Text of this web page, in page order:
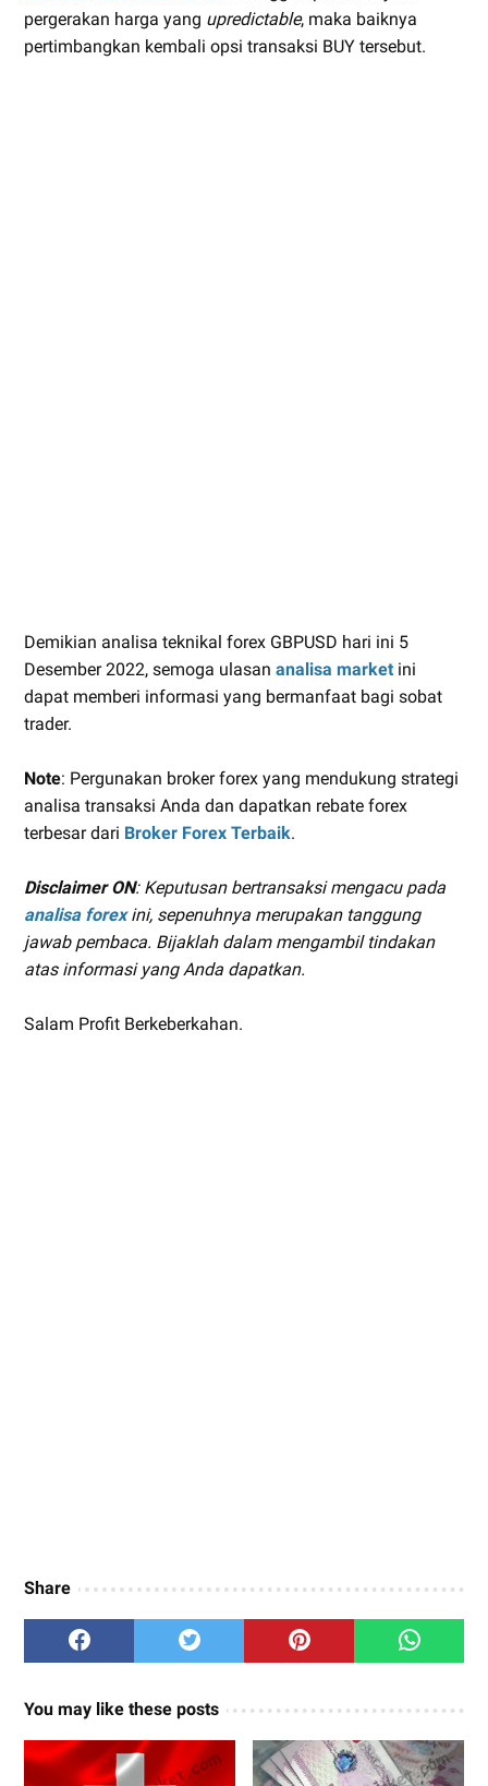
pergerakan harga yang upredictable, maka baiknya
pertimbangkan kembali opsi transaksi BUY tersebut.
Demikian analisa teknikal forex GBPUSD hari ini 5
Desember 2022, semoga ulasan analisa market ini
dapat memberi informasi yang bermanfaat bagi sobat
trader.
Note: Pergunakan broker forex yang mendukung strategi
analisa transaksi Anda dan dapatkan rebate forex
terbesar dari Broker Forex Terbaik.
Disclaimer ON: Keputusan bertransaksi mengacu pada
analisa forexini, sepenuhnya merupakan tanggung
jawab pembaca. Bijaklah dalam mengambil tindakan
atas informasi yang Anda dapatkan.
Salam Profit Berkeberkahan.
Share
You may like these posts